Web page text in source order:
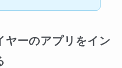
ヤーのアプリをイン